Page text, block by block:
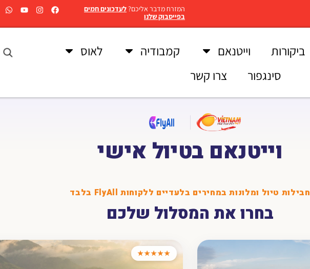
המזרח מדבר אליכם?לעדכונים חמים
בפייסבוק שלנו
ביקורות וייטנאם קמבודיה
לאוס
סינגפור
צרו קשר
וייטנאם בטיול אישי
חבילות טיול ומלונות במחירים בלעדיים ללקוחות FlyAll בלבד
בחרו את המסלול שלכם
★★★★★